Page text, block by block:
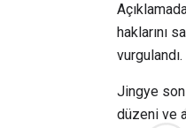
haklarını
vurgulandı.
Jingye son
düzeni ve